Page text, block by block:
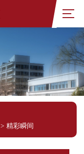
> 精彩瞬间